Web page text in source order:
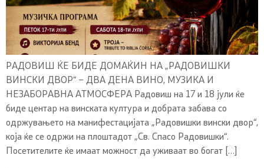
РАДОВИШ ЌЕ БИДЕ ДОМАЌИН НА „РАДОВИШКИ
ВИНСКИ ДВОР“ – ДВА ДЕНА ВИНО, МУЗИКА И
НЕЗАБОРАВНА АТМОСФЕРА Радовиш на 17 и 18 јули ќе
биде центар на винската култура и добрата забава со
одржувањето на манифестацијата „Радовишки вински двор“,
која ќе се одржи на плоштадот „Св. Спасо Радовишки“.
Посетителите ќе имаат можност да уживаат во богат […]